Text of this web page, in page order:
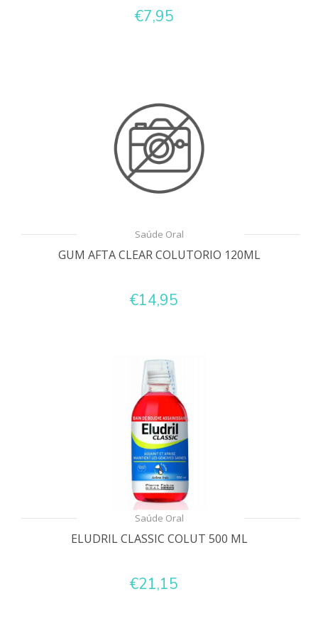
€7,95
Saúde Oral
GUM AFTA CLEAR COLUTORIO 120ML
€14,95
Saúde Oral
ELUDRIL CLASSIC COLUT 500 ML
€21,15